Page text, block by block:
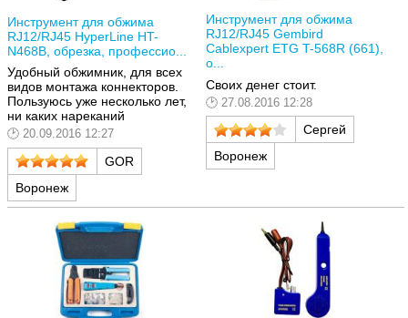
Инструмент для обжима
RJ12/RJ45 HyperLine HT-
N468B, обрезка, профессио...
Удобный обжимник, для всех
видов монтажа коннекторов.
Пользуюсь уже несколько лет,
ни каких нареканий
20.09.2016 12:27
GOR
Воронеж
Инструмент для обжима
RJ12/RJ45 Gembird
Cablexpert ETG T-568R (661),
о...
Своих денег стоит.
27.08.2016 12:28
Сергей
Воронеж